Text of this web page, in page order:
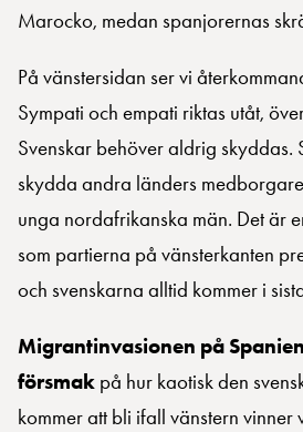
Marocko, medan spanjorernas
På vänstersidan ser vi
Sympati och empati riktas utåt,
Svenskar behöver aldrig skyddas.
skydda andra länders
unga nordafrikanska män. Det är
som partierna på vänsterkanten
och svenskarna alltid kommer i
Migrantinvasionen på
försmak på hur kaotisk den
kommer att bli ifall vänstern vinner